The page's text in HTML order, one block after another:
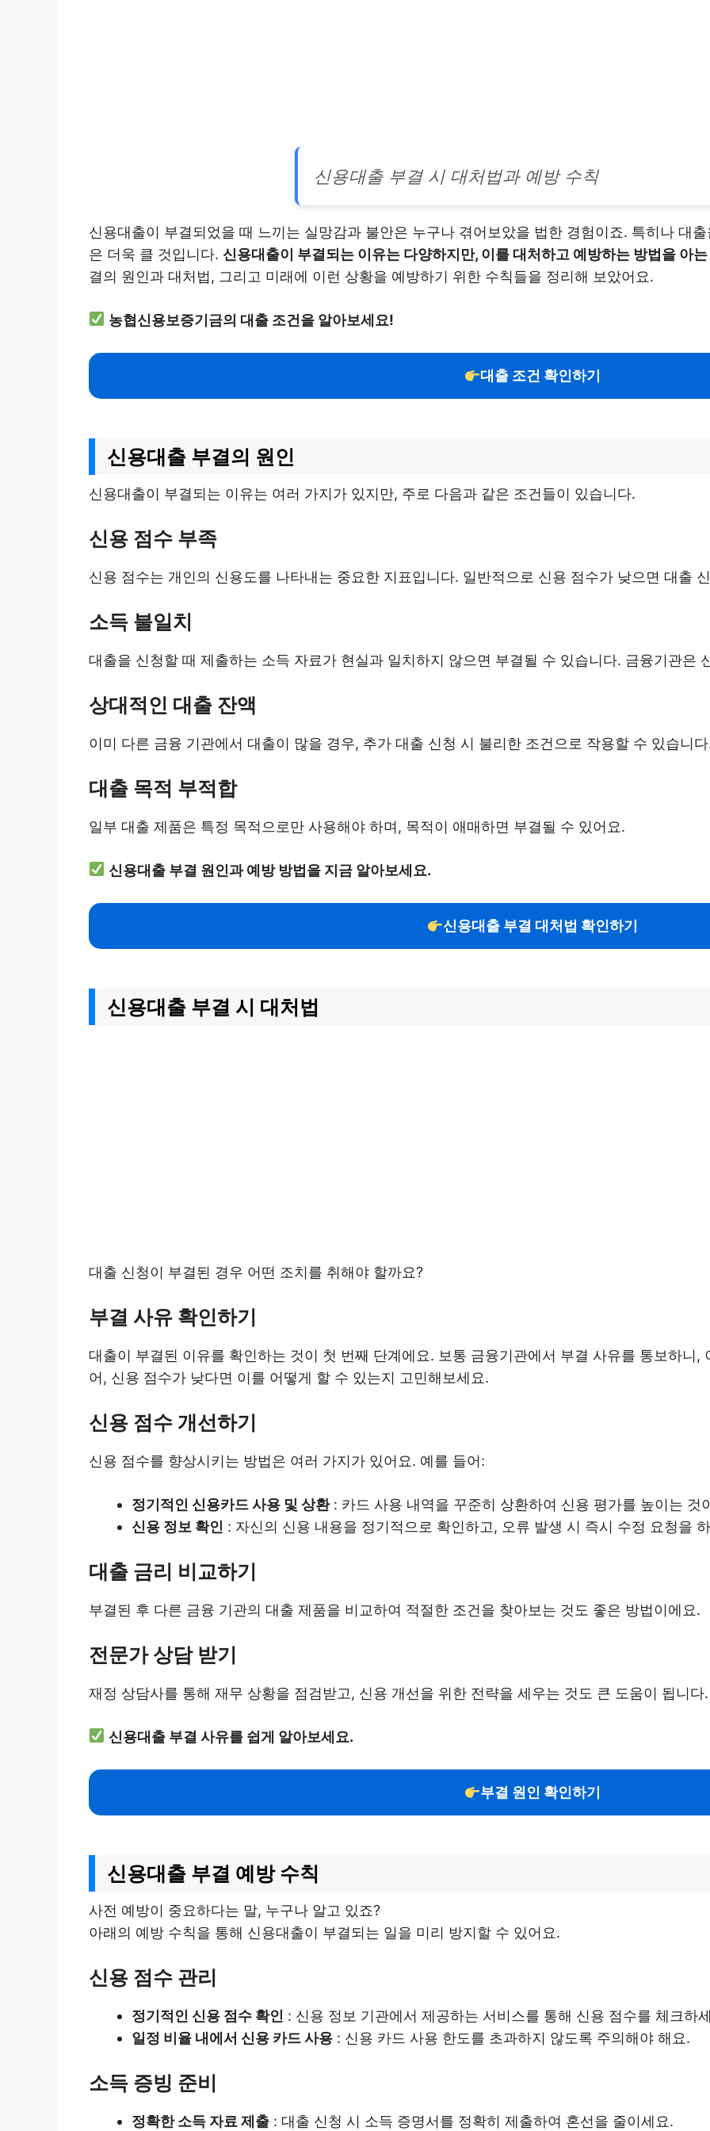
신용대출 부결 시 대처법과 예방 수칙
신용대출이 부결되었을 때 느끼는 실망감과 불안은 누구나 겪어보았을 법한 경험이죠. 특히나 대
은 더욱 클 것입니다. 신용대출이 부결되는 이유는 다양하지만, 이를 대처하고 예방하는 방법을 아
결의 원인과 대처법, 그리고 미래에 이런 상황을 예방하기 위한 수칙들을 정리해 보았어요.
농협신용보증기금의 대출 조건을 알아보세요!
대출 조건 확인하기
신용대출 부결의 원인
신용대출이 부결되는 이유는 여러 가지가 있지만, 주로 다음과 같은 조건들이 있습니다.
신용 점수 부족
신용 점수는 개인의 신용도를 나타내는 중요한 지표입니다. 일반적으로 신용 점수가 낮으면 대출
소득 불일치
대출을 신청할 때 제출하는 소득 자료가 현실과 일치하지 않으면 부결될 수 있습니다. 금융기관은
상대적인 대출 잔액
이미 다른 금융 기관에서 대출이 많을 경우, 추가 대출 신청 시 불리한 조건으로 작용할 수 있습니
대출 목적 부적합
일부 대출 제품은 특정 목적으로만 사용해야 하며, 목적이 애매하면 부결될 수 있어요.
신용대출 부결 원인과 예방 방법을 지금 알아보세요.
신용대출 부결 대처법 확인하기
신용대출 부결 시 대처법
대출 신청이 부결된 경우 어떤 조치를 취해야 할까요?
부결 사유 확인하기
대출이 부결된 이유를 확인하는 것이 첫 번째 단계에요. 보통 금융기관에서 부결 사유를 통보하니
어, 신용 점수가 낮다면 이를 어떻게 할 수 있는지 고민해보세요.
신용 점수 개선하기
신용 점수를 향상시키는 방법은 여러 가지가 있어요. 예를 들어:
정기적인 신용카드 사용 및 상환: 카드 사용 내역을 꾸준히 상환하여 신용 평가를 높이는 것
신용 정보 확인 : 자신의 신용 내용을 정기적으로 확인하고, 오류 발생 시 즉시 수정 요청을
대출 금리 비교하기
부결된 후 다른 금융 기관의 대출 제품을 비교하여 적절한 조건을 찾아보는 것도 좋은 방법이에요.
전문가 상담 받기
재정 상담사를 통해 재무 상황을 점검받고, 신용 개선을 위한 전략을 세우는 것도 큰 도움이 됩니다.
신용대출 부결 사유를 쉽게 알아보세요.
부결 원인 확인하기
신용대출 부결 예방 수칙
사전 예방이 중요하다는 말, 누구나 알고 있죠?
아래의 예방 수칙을 통해 신용대출이 부결되는 일을 미리 방지할 수 있어요.
신용 점수 관리
정기적인 신용 점수 확인 : 신용 정보 기관에서 제공하는 서비스를 통해 신용 점수를 체크하
일정 비율 내에서 신용 카드 사용 : 신용 카드 사용 한도를 초과하지 않도록 주의해야 해요.
소득 증빙 준비
정확한 소득 자료 제출 : 대출 신청 시 소득 증명서를 정확히 제출하여 혼선을 줄이세요.